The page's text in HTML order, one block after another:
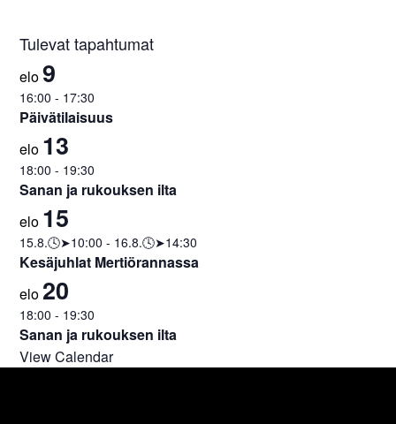
Tulevat tapahtumat
elo9
16:00 - 17:30
Päivätilaisuus
elo 13
18:00 - 19:30
Sanan ja rukouksen ilta
elo 15
15.8.🕓➤10:00 - 16.8.🕓➤14:30
Kesäjuhlat Mertiörannassa
elo20
18:00 - 19:30
Sanan ja rukouksen ilta
View Calendar